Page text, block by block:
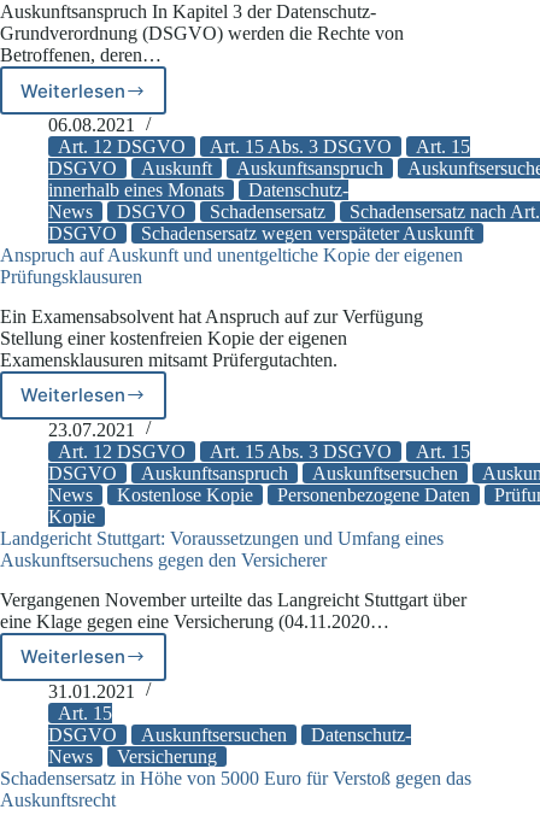
DSGVO
eröffnet
sein
Auskunftsanspruch In Kapitel 3 der Datenschutz-
Grundverordnung (DSGVO) werden die Rechte von
Betroffenen, deren…
Weiterlesen
Kein
Schadensersatz
für
verspätete
Auskunftserteilung
06.08.2021
Art. 12 DSGVO
Art. 15 Abs. 3 DSGVO
Art. 15
DSGVO
Auskunft Auskunftsanspruch
innerhalb eines Monats
Datenschutz-
News
DSGVO Schadensersatz
Schadensersatz nach
DSGVO
Schadensersatz wegen verspäteter Auskunft
Anspruch auf Auskunft und unentgeltiche Kopie der eigenen
Prüfungsklausuren
Ein Examensabsolvent hat Anspruch auf zur Verfügung
Stellung einer kostenfreien Kopie der eigenen
Examensklausuren mitsamt Prüfergutachten.
Weiterlesen
Anspruch
auf
Auskunft
und
unentgeltiche
Kopie
der
eigenen
Prüfungsklausuren
23.07.2021
Art. 12 DSGVO
Art. 15 Abs. 3 DSGVO
Art. 15
DSGVO
Auskunftsanspruch Auskunftsersuchen
News
Kostenlose Kopie Personenbezogene Daten
Kopie
Landgericht Stuttgart: Voraussetzungen und Umfang eines
Auskunftsersuchens gegen den Versicherer
Vergangenen November urteilte das Langreicht Stuttgart über
eine Klage gegen eine Versicherung (04.11.2020…
WeiterlesenLandgericht
Stuttgart:
Voraussetzungen
und
Umfang
eines
Auskunftsersuchens
31.01.2021
Art. 15
DSGVO
Auskunftsersuchen
Datenschutz-
News
Versicherung
Schadensersatz in Höhe von 5000 Euro für Verstoß gegen das
Auskunftsrecht